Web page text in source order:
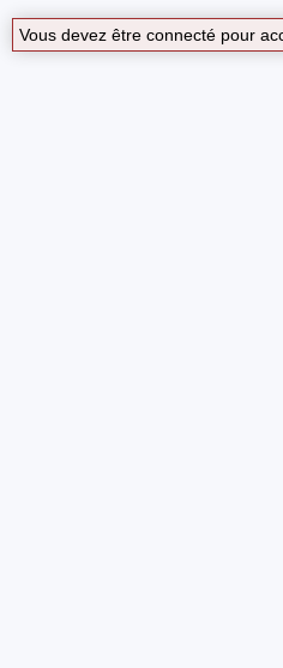
Vous devez être connecté pour